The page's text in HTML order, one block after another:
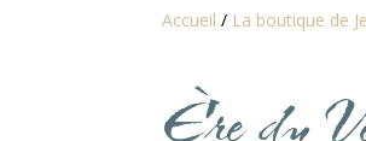
Accueil / La boutique de